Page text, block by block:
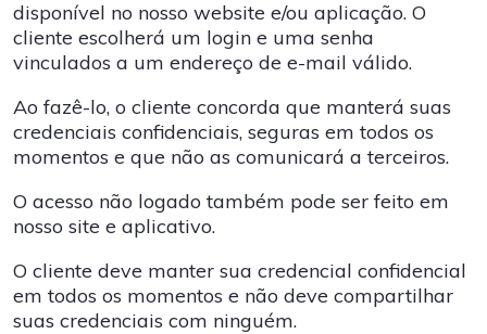
disponível no nosso website e/ou aplicação. O
cliente escolherá um login e uma senha
vinculados a um endereço de e-mail válido.
Ao fazê-lo, o cliente concorda que manterá suas
credenciais confidenciais, seguras em todos os
momentos e que não as comunicará a terceiros.
O acesso não logado também pode ser feito em
nosso site e aplicativo.
O cliente deve manter sua credencial confidencial
em todos os momentos e não deve compartilhar
suas credenciais com ninguém.